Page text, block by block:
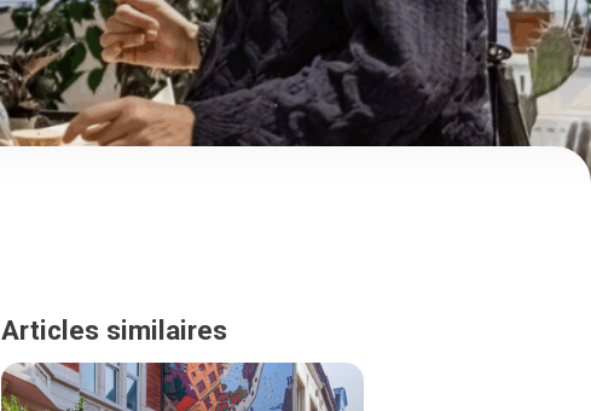
Articles similaires